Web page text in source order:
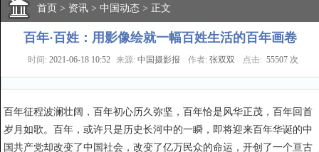
学院
分院 导师 课程 报名 商城
媒体
记者 报纸 杂志 视频 展赛 赛事 展馆 直通车 更多
首页 > 资讯 > 中国动态 > 正文
百年·百姓：用影像绘就一幅百姓生活的百年画卷
时间: 2021-06-18 10:52 来源: 中国摄影报 作者: 张双双 点击: 55507 次
百年征程波澜壮阔，百年初心历久弥坚，百年恰是风华正茂，百年回首
岁月如歌。百年，或许只是历史长河中的一瞬，即将迎来百年华诞的中
国共产党却改变了中国社会，改变了亿万民众的命运，开创了一个亘古